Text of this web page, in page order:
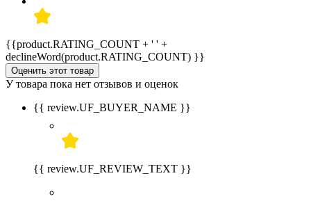
{{product.RATING_COUNT + ' ' +
declineWord(product.RATING_COUNT) }}
Оценить этот товар
У товара пока нет отзывов и оценок
{{ review.UF_BUYER_NAME }}
{{ review.UF_REVIEW_TEXT }}